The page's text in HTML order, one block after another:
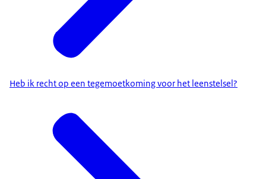
Heb ik recht op een tegemoetkoming voor het leenstelsel?